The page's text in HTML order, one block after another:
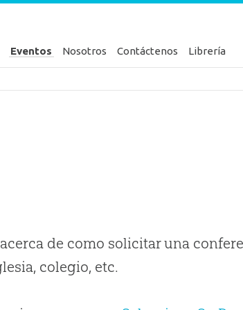
Eventos Nosotros Contáctenos Librería
de como solicitar una
colegio, etc.